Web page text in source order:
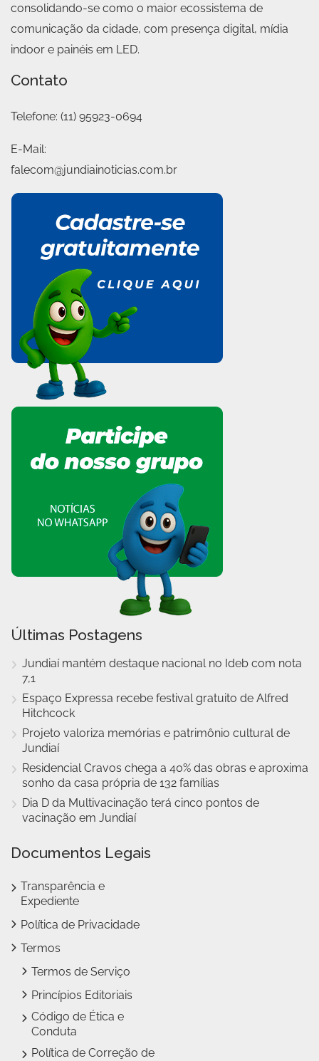
consolidando-se como o maior ecossistema de
comunicação da cidade, com presença digital, mídia
indoor e painéis em LED.
Contato
Telefone: (11) 95923-0694
E-Mail:
falecom@jundiainoticias.com.br
Últimas Postagens
Jundiaí mantém destaque nacional no Ideb com nota
7,1
Espaço Expressa recebe festival gratuito de Alfred
Hitchcock
Projeto valoriza memórias e patrimônio cultural de
Jundiaí
Residencial Cravos chega a 40% das obras e aproxima
sonho da casa própria de 132 famílias
Dia D da Multivacinação terá cinco pontos de
vacinação em Jundiaí
Documentos Legais
Transparência e
Expediente
Política de Privacidade
Termos
Termos de Serviço
Princípios Editoriais
Código de Ética e
Conduta
Política de Correção de